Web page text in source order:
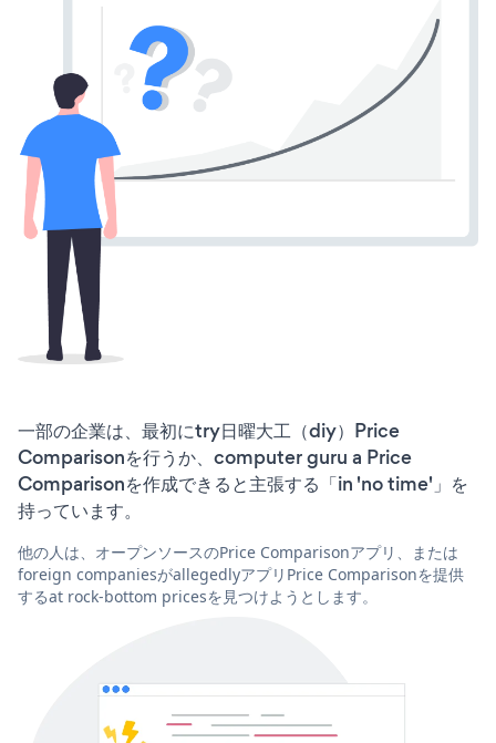
一部の企業は、最初にtry日曜大工（diy）Price
Comparisonを行うか、computer guru a Price
Comparisonを作成できると主張する「in 'no time'」を
持っています。
他の人は、オープンソースのPrice Comparisonアプリ、または
foreign companiesがallegedlyアプリPrice Comparisonを提供
するat rock-bottom pricesを見つけようとします。